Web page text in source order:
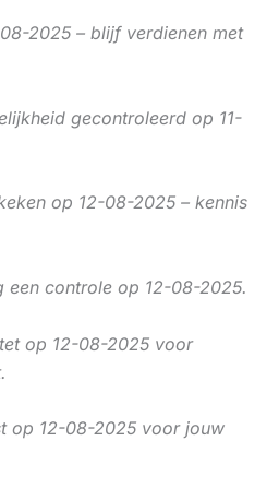
2025 – blijf verdienen met
gecontroleerd op 11-
op 12-08-2025 – kennis
een controle op 12-08-2025.
op 12-08-2025 voor
op 12-08-2025 voor jouw